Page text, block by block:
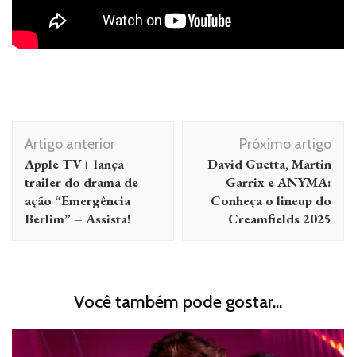
Navegação
de
post
Artigo anterior
Apple TV+ lança
trailer do drama de
ação “Emergência
Berlim” – Assista!
Próximo artigo
David Guetta, Martin
Garrix e ANYMA:
Conheça o lineup do
Creamfields 2025
Você também pode gostar...